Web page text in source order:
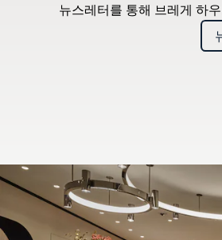
뉴스레터를 통해 브레게 하